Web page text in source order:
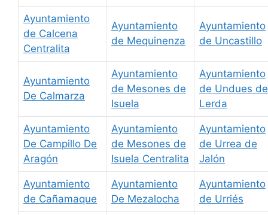
Ayuntamiento
de Calcena
Centralita
Ayuntamiento
de Mequinenza
Ayuntamiento
de Uncastillo
Ayuntamiento
De Calmarza
Ayuntamiento
de Mesones de
Isuela
Ayuntamiento
de Undues de
Lerda
Ayuntamiento
De Campillo De
Aragón
Ayuntamiento
de Mesones de
Isuela Centralita
Ayuntamiento
de Urrea de
Jalón
Ayuntamiento
de Cañamaque
Ayuntamiento
De Mezalocha
Ayuntamiento
de Urriés